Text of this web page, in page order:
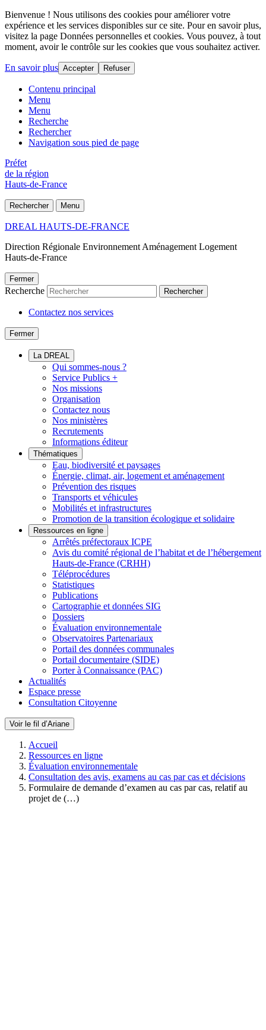
Bienvenue ! Nous utilisons des cookies pour améliorer votre
expérience et les services disponibles sur ce site. Pour en savoir plus,
visitez la page Données personnelles et cookies. Vous pouvez, à tout
moment, avoir le contrôle sur les cookies que vous souhaitez activer.
En savoir plus Accepter Refuser
Contenu principal
Menu
Menu
Recherche
Rechercher
Navigation sous pied de page
Préfet
de la région
Hauts-de-France
Rechercher Menu
DREAL HAUTS-DE-FRANCE
Direction Régionale Environnement Aménagement Logement
Hauts-de-France
Fermer
Recherche Rechercher
Contactez nos services
Fermer
La DREAL
Qui sommes-nous ?
Service Publics +
Nos missions
Organisation
Contactez nous
Nos ministères
Recrutements
Informations éditeur
Thématiques
Eau, biodiversité et paysages
Énergie, climat, air, logement et aménagement
Prévention des risques
Transports et véhicules
Mobilités et infrastructures
Promotion de la transition écologique et solidaire
Ressources en ligne
Arrêtés préfectoraux ICPE
Avis du comité régional de l’habitat et de l’hébergement
Hauts-de-France (CRHH)
Téléprocédures
Statistiques
Publications
Cartographie et données SIG
Dossiers
Évaluation environnementale
Observatoires Partenariaux
Portail des données communales
Portail documentaire (SIDE)
Porter à Connaissance (PAC)
Actualités
Espace presse
Consultation Citoyenne
Voir le fil d’Ariane
Accueil
Ressources en ligne
Évaluation environnementale
Consultation des avis, examens au cas par cas et décisions
Formulaire de demande d’examen au cas par cas, relatif au
projet de (…)